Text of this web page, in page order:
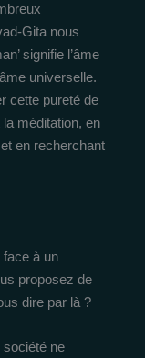
Gita nous
signifie l’âme
universelle.
cette pureté de
la méditation, en
en recherchant
à un
proposez de
dire par là ?
société ne